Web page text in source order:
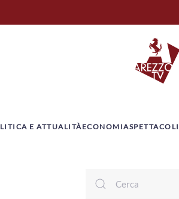
E ATTUALITÀECONOMIA